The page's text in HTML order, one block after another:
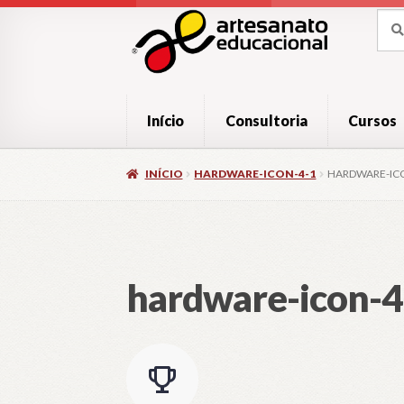
para
navegação
para
por:
Início Consultoria Cursos
INÍCIO HARDWARE-ICON-4-1 HARDWARE-
hardware-icon-